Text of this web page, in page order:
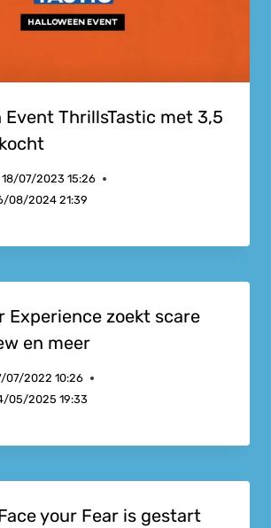
Event ThrillsTastic met 3,5
18/07/2023 15:26
08/2024 21:39
Experience zoekt scare
en meer
07/2022 10:26
05/2025 19:33
your Fear is gestart